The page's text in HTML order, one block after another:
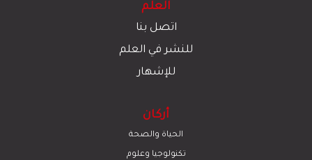
العلم
اتصل بنا
للنشر في العلم
للإشهار
أركان
الحياة والصحة
تكنولوجيا وعلوم